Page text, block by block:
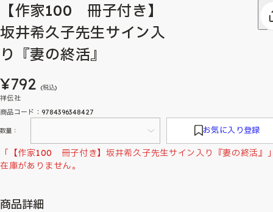
【作家100 冊子付き】
坂井希久子先生サイン入
り『妻の終活』
¥792 (税込)
祥伝社
商品コード：9784396348427
数量： お気に入り登録
「【作家100 冊子付き】坂井希久子先生サイン入り『妻の終活』
在庫がありません。
商品詳細